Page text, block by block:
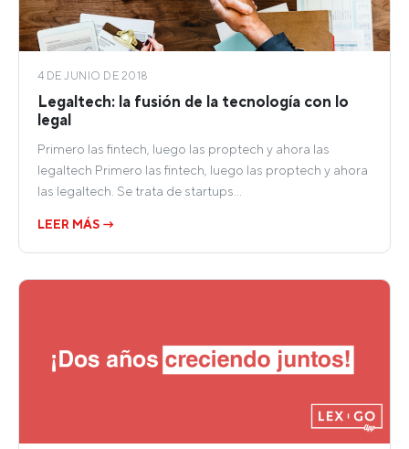
4 DE JUNIO DE 2018
Legaltech: la fusión de la tecnología con lo
legal
Primero las fintech, luego las proptech y ahora las
legaltech Primero las fintech, luego las proptech y ahora
las legaltech. Se trata de startups…
LEER MÁS →